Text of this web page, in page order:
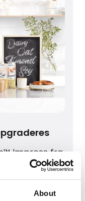
About
Impress fra
software og